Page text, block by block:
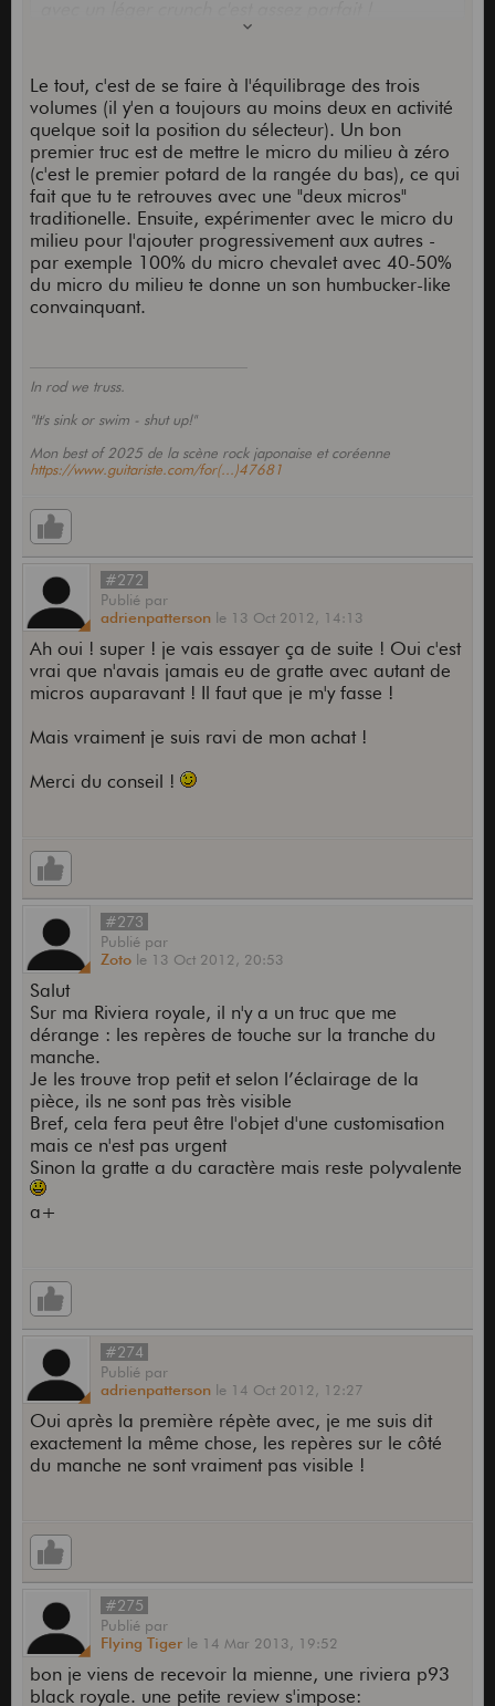
Le tout, c'est de se faire à l'équilibrage des trois
volumes (il y'en a toujours au moins deux en activité
quelque soit la position du sélecteur). Un bon
premier truc est de mettre le micro du milieu à zéro
(c'est le premier potard de la rangée du bas), ce qui
fait que tu te retrouves avec une "deux micros"
traditionelle. Ensuite, expérimenter avec le micro du
milieu pour l'ajouter progressivement aux autres -
par exemple 100% du micro chevalet avec 40-50%
du micro du milieu te donne un son humbucker-like
convainquant.
In rod we truss.
"It's sink or swim - shut up!"
Mon best of 2025 de la scène rock japonaise et coréenne
https://www.guitariste.com/for(...)47681
#272
Publié par
adrienpatterson le 13 Oct 2012, 14:13
Ah oui ! super ! je vais essayer ça de suite ! Oui c'est
vrai que n'avais jamais eu de gratte avec autant de
micros auparavant ! Il faut que je m'y fasse !
Mais vraiment je suis ravi de mon achat !
Merci du conseil !
#273
Publié par
Zoto le 13 Oct 2012, 20:53
Salut
Sur ma Riviera royale, il n'y a un truc que me
dérange : les repères de touche sur la tranche du
manche.
Je les trouve trop petit et selon l’éclairage de la
pièce, ils ne sont pas très visible
Bref, cela fera peut être l'objet d'une customisation
mais ce n'est pas urgent
Sinon la gratte a du caractère mais reste polyvalente
a+
#274
Publié par
adrienpatterson le 14 Oct 2012, 12:27
Oui après la première répète avec, je me suis dit
exactement la même chose, les repères sur le côté
du manche ne sont vraiment pas visible !
#275
Publié par
Flying Tiger le 14 Mar 2013, 19:52
bon je viens de recevoir la mienne, une riviera p93
black royale. une petite review s'impose: